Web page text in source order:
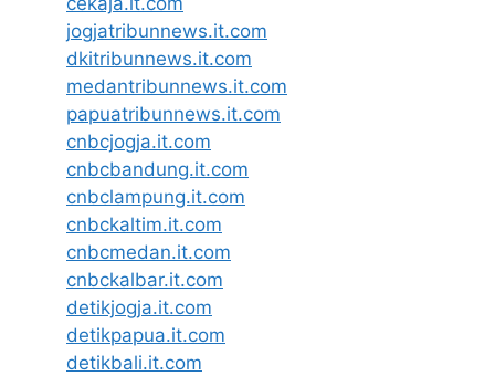
jogjatribunnews.it.com
dkitribunnews.it.com
medantribunnews.it.com
papuatribunnews.it.com
cnbcjogja.it.com
cnbcbandung.it.com
cnbclampung.it.com
cnbckaltim.it.com
cnbcmedan.it.com
cnbckalbar.it.com
detikjogja.it.com
detikpapua.it.com
detikbali.it.com